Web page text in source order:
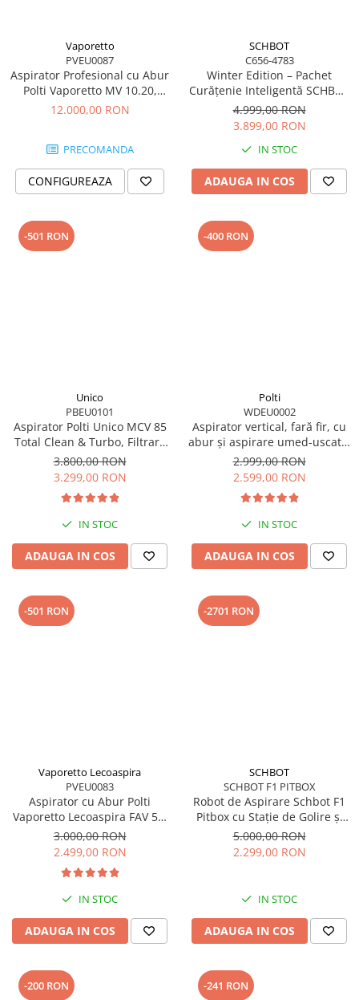
Accesorii aspiratoare
Accesorii dispozitive profesionale
Carduri Cadou
Vaporetto
PVEU0087
Aspirator Profesional cu Abur
Polti Vaporetto MV 10.20,
Funcție Injecție/Extracție,
12.000,00 RON
PRECOMANDA
CONFIGUREAZA
SCHBOT
C656-4783
Winter Edition – Pachet
Curățenie Inteligentă SCHBOT
| Robot Aspirare F1 + Robot
Geamuri Wind X3 - Copie
4.999,00 RON
3.899,00 RON
IN STOC
ADAUGA IN COS
-501 RON
Unico
PBEU0101
Aspirator Polti Unico MCV 85
Total Clean & Turbo, Filtrare
Multiciclonica 5 Stadii, Functie
Igienizare Abur si Uscare ,
2200 W, Filtru Hepa, Auriu
3.800,00 RON
3.299,00 RON
IN STOC
ADAUGA IN COS
-400 RON
Polti
WDEU0002
Aspirator vertical, fară fir, cu
abur și aspirare umed-uscată,
450 W, aspirare 14 kPa, 0.6 l,
71 Db, 4,2 Kg, gri/negru, Polti
RollySteam WD40C
2.999,00 RON
2.599,00 RON
IN STOC
ADAUGA IN COS
-501 RON
Vaporetto Lecoaspira
PVEU0083
Aspirator cu Abur Polti
Vaporetto Lecoaspira FAV 50,
2450 W, Cu Functie de
Spalare/Uscare si Filtrare Prin
Apa, Alb/Rosu
3.000,00 RON
2.499,00 RON
IN STOC
ADAUGA IN COS
-2701 RON
SCHBOT
SCHBOT F1 PITBOX
Robot de Aspirare Schbot F1
Pitbox cu Stație de Golire și
Încărcare Automată, Aspirator
Robot 3 în 1: aspirare, spălare
podele, curățare uscată și
minute, Alb
5.000,00 RON
2.299,00 RON
IN STOC
ADAUGA IN COS
-200 RON -241 RON